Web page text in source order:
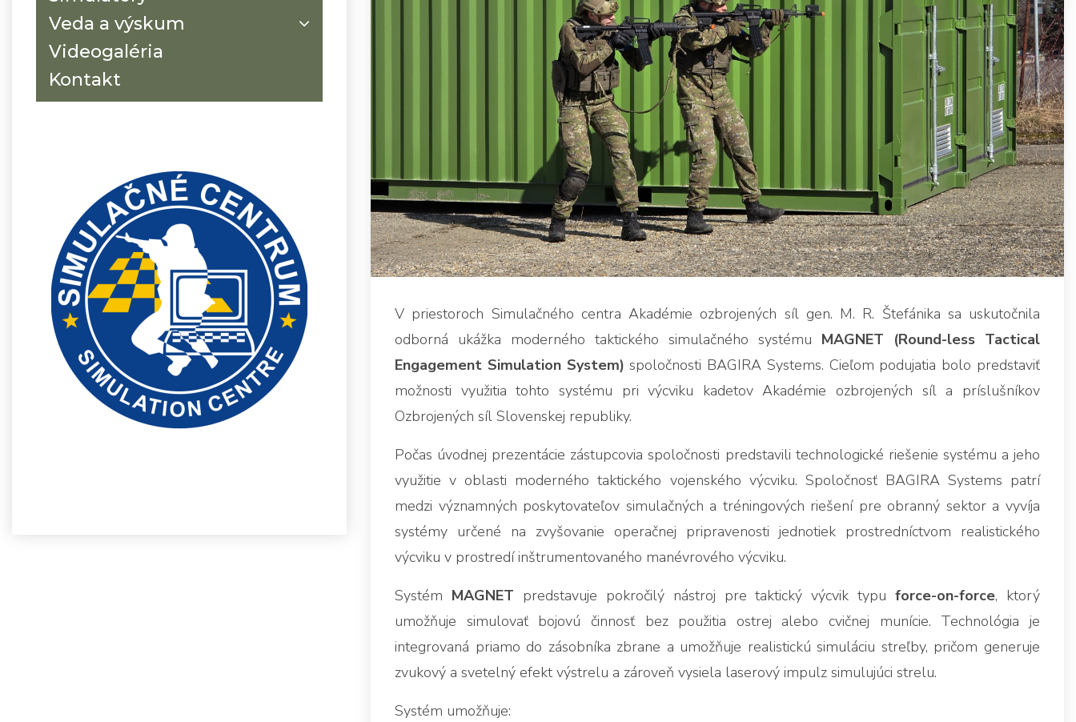
Veda a výskum
Videogaléria
Kontakt
V priestoroch Simulačného centra Akadémie ozbrojených síl gen. M. R. Štefánika sa uskutočnila
odborná ukážka moderného taktického simulačného systému MAGNET (Round-less Tactical
Engagement Simulation System) spoločnosti BAGIRA Systems. Cieľom podujatia bolo predstaviť
možnosti využitia tohto systému pri výcviku kadetov Akadémie ozbrojených síl a príslušníkov
Ozbrojených síl Slovenskej republiky.
Počas úvodnej prezentácie zástupcovia spoločnosti predstavili technologické riešenie systému a jeho
využitie v oblasti moderného taktického vojenského výcviku. Spoločnosť BAGIRA Systems patrí
medzi významných poskytovateľov simulačných a tréningových riešení pre obranný sektor a vyvíja
systémy určené na zvyšovanie operačnej pripravenosti jednotiek prostredníctvom realistického
výcviku v prostredí inštrumentovaného manévrového výcviku.
Systém MAGNET predstavuje pokročilý nástroj pre taktický výcvik typuforce-on-force, ktorý
umožňuje simulovať bojovú činnosť bez použitia ostrej alebo cvičnej munície. Technológia je
integrovaná priamo do zásobníka zbrane a umožňuje realistickú simuláciu streľby, pričom generuje
zvukový a svetelný efekt výstrelu a zároveň vysiela laserový impulz simulujúci strelu.
Systém umožňuje: